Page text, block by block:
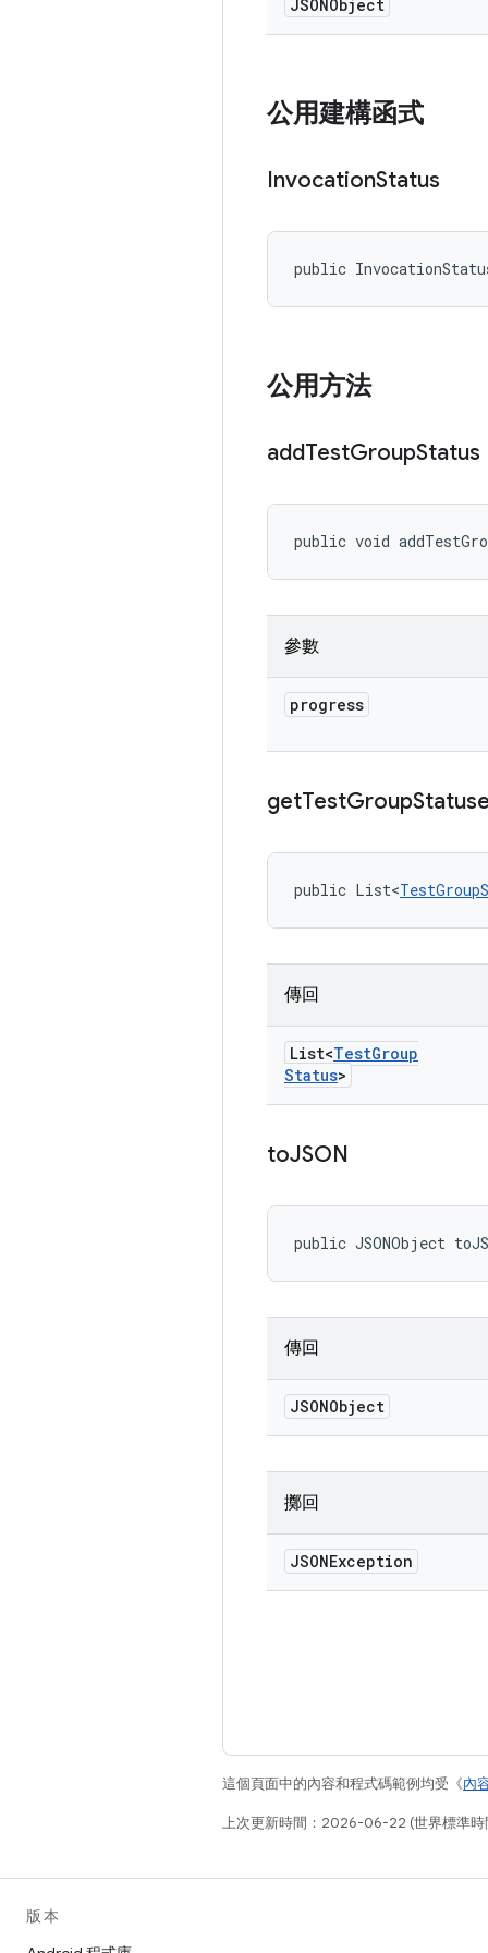
JSONObject
公用建構函式
InvocationStatus
public
公用方法
addTestGroupStatus
public void
參數
progress
getTestGroup
public List<
傳回
List<TestGroup
Status>
toJSON
public JSONObject
傳回
JSONObject
擲回
JSONException
這個頁面中的內容和程式碼範例均受《內
上次更新時間：2026-06-22 (世界標準時
版本